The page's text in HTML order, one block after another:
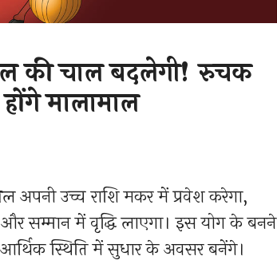
की चाल बदलेगी! रुचक
मालामाल
ल अपनी उच्च राशि मकर में प्रवेश करेगा,
सम्मान में वृद्धि लाएगा। इस योग के बनने
स्थिति में सुधार के अवसर बनेंगे।